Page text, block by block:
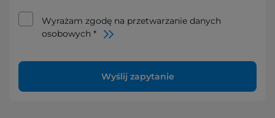
Wyrażam zgodę na przetwarzanie danych
osobowych *
Wyślij zapytanie